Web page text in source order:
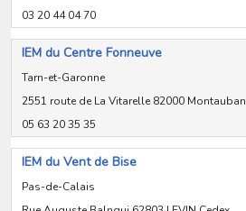
03 20 44 04 70
IEM du Centre Fonneuve
Tarn-et-Garonne
2551 route de La Vitarelle 82000 Montauban
05 63 20 35 35
IEM du Vent de Bise
Pas-de-Calais